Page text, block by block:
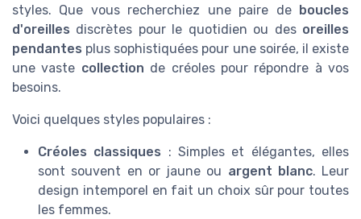
styles. Que vous recherchiez une paire de boucles
d'oreilles discrètes pour le quotidien ou des oreilles
pendantes plus sophistiquées pour une soirée, il existe
une vaste collection de créoles pour répondre à vos
besoins.
Voici quelques styles populaires :
Créoles classiques : Simples et élégantes, elles
sont souvent en or jaune ou argent blanc. Leur
design intemporel en fait un choix sûr pour toutes
les femmes.